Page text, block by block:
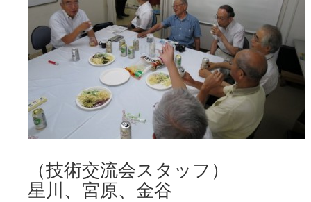
（技術交流会スタッフ）
星川、宮原、金谷